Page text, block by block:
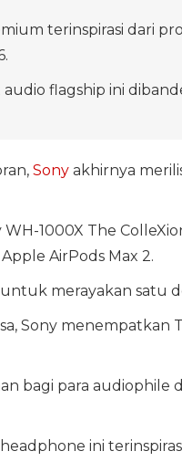
terinspirasi dari
flagship ini
Sonyakhirnya
1000X The
AirPods Max 2.
merayakan satu
Sony menempatkan
bagi para
ini